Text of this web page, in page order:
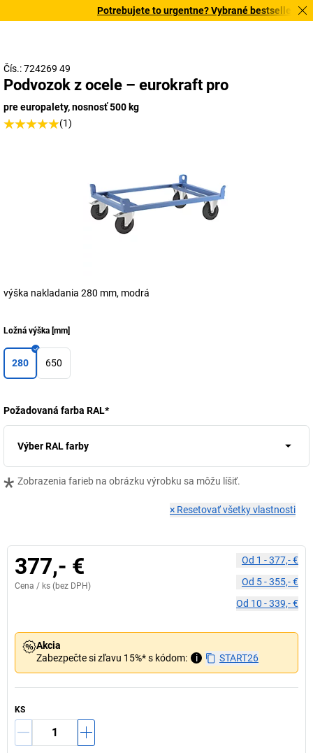
Potrebujete to urgentne? Vybrané bestsellery
Čís.: 724269 49
Podvozok z ocele – eurokraft pro
pre europalety, nosnosť 500 kg
(1)
výška nakladania 280 mm, modrá
Ložná výška [mm]
280 650
Požadovaná farba RAL*
Výber RAL farby
* Zobrazenia farieb na obrázku výrobku sa môžu líšiť.
× Resetovať všetky vlastnosti
377,- €
Cena / ks (bez DPH)
Od 1 -377,- €
Od 5-355,- €
Od 10 -339,- €
Akcia
Zabezpečte si zľavu 15%* s kódom:
i START26
KS